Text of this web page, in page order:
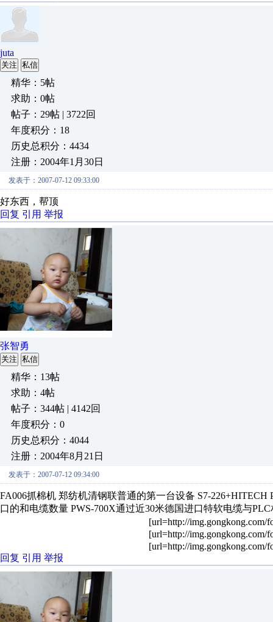
juta
关注 私信
精华：5帖
求助：0帖
帖子：29帖 | 3722回
年度积分：18
历史总积分：4434
注册：2004年1月30日
发表于：2007-07-12 09:33:00
好东西，帮顶
回复 引用 举报
张智勇
关注 私信
精华：13帖
求助：4帖
帖子：344帖 | 4142回
年度积分：0
历史总积分：4044
注册：2004年8月21日
发表于：2007-07-12 09:34:00
FA006抓棉机 郑纺机清钢联普通的第一台设备 S7-
口的和电缆数量 PWS-700X通过近30米德国进口特软电缆与PLC
[url=http://img.gongkong.com/
[url=http://img.gongkong.com/
[url=http://img.gongkong.com/
回复 引用 举报